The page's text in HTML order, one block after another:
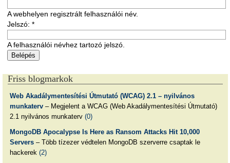
A webhelyen regisztrált felhasználói név.
Jelszó: *
A felhasználói névhez tartozó jelszó.
Friss blogmarkok
Web Akadálymentesítési Útmutató (WCAG) 2.1 – nyilvános
munkaterv– Megjelent a WCAG (Web Akadálymentesítési Útmutató)
2.1 nyilvános munkaterv (0)
MongoDB Apocalypse Is Here as Ransom Attacks Hit 10,000
Servers– Több tízezer védtelen MongoDB szerverre csaptak le
hackerek (2)